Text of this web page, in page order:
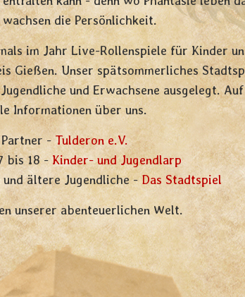
die Persönlichkeit.
im Jahr Live-Rollenspiele für Kinder
Gießen. Unser spätsommerliches
und Erwachsene ausgelegt.
Informationen über uns.
Partner -Tulderon e.V.
bis 18 -Kinder- und Jugendlarp
ältere Jugendliche -Das Stadtspiel
unserer abenteuerlichen Welt.